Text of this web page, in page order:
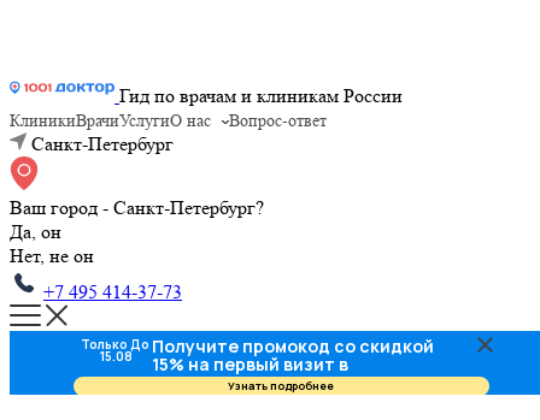
Гид по врачам и клиникам России
КлиникиВрачиУслугиО нас Вопрос-ответ
Санкт-Петербург
Ваш город - Санкт-Петербург?
Да, он
Нет, не он
+7 495 414-37-73
Только До
15.08 Получите промокод со скидкой
15% на первый визит в
стоматологию
Узнать подробнее